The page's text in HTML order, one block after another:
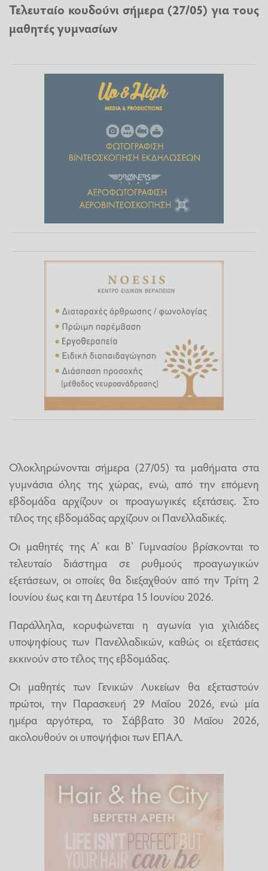
Τελευταίο κουδούνι σήμερα (27/05) για τους
μαθητές γυμνασίων
Ολοκληρώνονται σήμερα (27/05) τα μαθήματα στα
γυμνάσια όλης της χώρας, ενώ, από την επόμενη
εβδομάδα αρχίζουν οι προαγωγικές εξετάσεις. Στο
τέλος της εβδομάδας αρχίζουν οι Πανελλαδικές.
Οι μαθητές της Α’ και Β’ Γυμνασίου βρίσκονται το
τελευταίο διάστημα σε ρυθμούς προαγωγικών
εξετάσεων, οι οποίες θα διεξαχθούν από την Τρίτη 2
Ιουνίου έως και τη Δευτέρα 15 Ιουνίου 2026.
Παράλληλα, κορυφώνεται η αγωνία για χιλιάδες
υποψηφίους των Πανελλαδικών, καθώς οι εξετάσεις
εκκινούν στο τέλος της εβδομάδας.
Οι μαθητές των Γενικών Λυκείων θα εξεταστούν
πρώτοι, την Παρασκευή 29 Μαΐου 2026, ενώ μία
ημέρα αργότερα, το Σάββατο 30 Μαΐου 2026,
ακολουθούν οι υποψήφιοι των ΕΠΑΛ.